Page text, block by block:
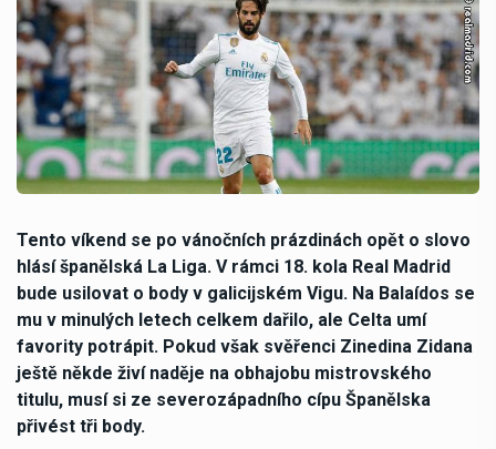
Tento víkend se po vánočních prázdinách opět o slovo
hlásí španělská La Liga. V rámci 18. kola Real Madrid
bude usilovat o body v galicijském Vigu. Na Balaídos se
mu v minulých letech celkem dařilo, ale Celta umí
favority potrápit. Pokud však svěřenci Zinedina Zidana
ještě někde živí naděje na obhajobu mistrovského
titulu, musí si ze severozápadního cípu Španělska
přivést tři body.